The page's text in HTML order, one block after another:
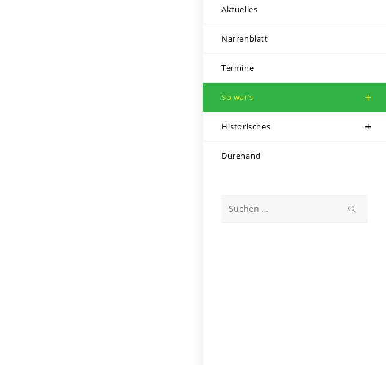
Aktuelles
Narrenblatt
Termine
So war’s
Historisches
Durenand
Diese